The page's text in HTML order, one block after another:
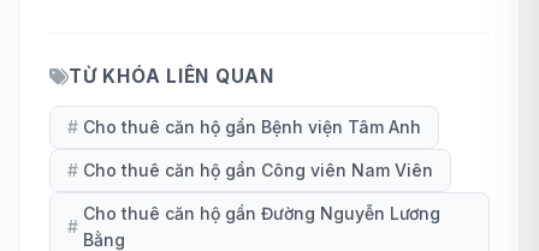
TỪ KHÓA LIÊN QUAN
# Cho thuê căn hộ gần Bệnh viện Tâm Anh
# Cho thuê căn hộ gần Công viên Nam Viên
#
Cho thuê căn hộ gần Đường Nguyễn Lương
Bằng